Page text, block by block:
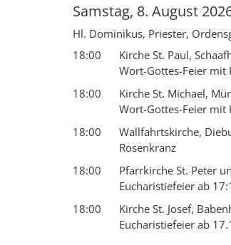
Samstag, 8. August
Hl. Dominikus, Priester,
18:00
Kirche St. Paul,
Wort-Gottes-Feier mit
18:00
Kirche St. Michael,
Wort-Gottes-Feier mit
18:00
Wallfahrtskirche,
Rosenkranz
18:00
Pfarrkirche St. Peter
Eucharistiefeier ab
18:00
Kirche St. Josef,
Eucharistiefeier ab